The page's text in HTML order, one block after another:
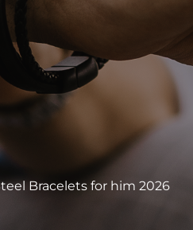
Bracelets for him 2026